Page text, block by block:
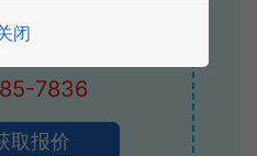
7836
取报价
闭